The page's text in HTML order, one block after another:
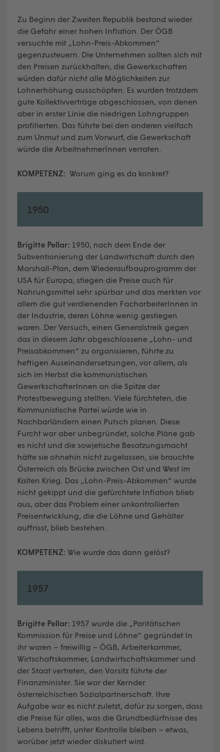
Zu Beginn der Zweiten Republik bestand wieder
die Gefahr einer hohen Inflation. Der ÖGB
versuchte mit „Lohn-Preis-Abkommen“
gegenzusteuern. Die Unternehmen sollten sich mit
den Preisen zurückhalten, die Gewerkschaften
würden dafür nicht alle Möglichkeiten zur
Lohnerhöhung ausschöpfen. Es wurden trotzdem
gute Kollektivverträge abgeschlossen, von denen
aber in erster Linie die niedrigen Lohngruppen
profitierten. Das führte bei den anderen vielfach
zum Unmut und zum Vorwurf, die Gewerkschaft
würde die ArbeitnehmerInnen verraten.
KOMPETENZ: Worum ging es da konkret?
1950
Brigitte Pellar: 1950, nach dem Ende der
Subventionierung der Landwirtschaft durch den
Marshall-Plan, dem Wiederaufbauprogramm der
USA für Europa, stiegen die Preise auch für
Nahrungsmittel sehr spürbar und das merkten vor
allem die gut verdienenden FacharbeiterInnen in
der Industrie, deren Löhne wenig gestiegen
waren. Der Versuch, einen Generalstreik gegen
das in diesem Jahr abgeschlossene „Lohn- und
Preisabkommen“ zu organisieren, führte zu
heftigen Auseinandersetzungen, vor allem, als
sich im Herbst die kommunistischen
GewerkschafterInnen an die Spitze der
Protestbewegung stellten. Viele fürchteten, die
Kommunistische Partei würde wie in
Nachbarländern einen Putsch planen. Diese
Furcht war aber unbegründet, solche Pläne gab
es nicht und die sowjetische Besatzungsmacht
hätte sie ohnehin nicht zugelassen, sie brauchte
Österreich als Brücke zwischen Ost und West im
Kalten Krieg. Das „Lohn-Preis-Abkommen“ wurde
nicht gekippt und die gefürchtete Inflation blieb
aus, aber das Problem einer unkontrollierten
Preisentwicklung, die die Löhne und Gehälter
auffrisst, blieb bestehen.
KOMPETENZ: Wie wurde das dann gelöst?
1957
Brigitte Pellar: 1957 wurde die „Paritätischen
Kommission für Preise und Löhne“ gegründet In
ihr waren – freiwillig – ÖGB, Arbeiterkammer,
Wirtschaftskammer, Landwirtschaftskammer und
der Staat vertreten, den Vorsitz führte der
Finanzminister. Sie war der Kernder
österreichischen Sozialpartnerschaft. Ihre
Aufgabe war es nicht zuletzt, dafür zu sorgen, dass
die Preise für alles, was die Grundbedürfnisse des
Lebens betrifft, unter Kontrolle bleiben – etwas,
worüber jetzt wieder diskutiert wird.